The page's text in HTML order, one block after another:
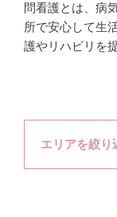
問看護とは、病
所で安心して生
護やリハビリを
エリアを絞り